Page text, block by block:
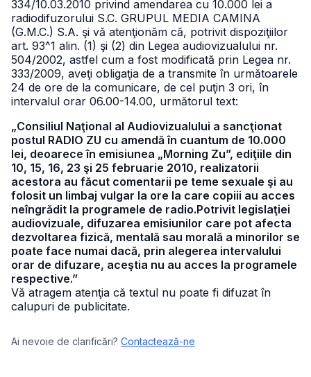
334/10.03.2010 privind amendarea cu 10.000 lei a
radiodifuzorului S.C. GRUPUL MEDIA CAMINA
(G.M.C.) S.A. şi vă atenţionăm că, potrivit dispoziţiilor
art. 93^1 alin. (1) şi (2) din Legea audiovizualului nr.
504/2002, astfel cum a fost modificată prin Legea nr.
333/2009, aveţi obligaţia de a transmite în următoarele
24 de ore de la comunicare, de cel puţin 3 ori, în
intervalul orar 06.00-14.00, următorul text:
„Consiliul Naţional al Audiovizualului a sancţionat
postul RADIO ZU cu amendă în cuantum de 10.000
lei, deoarece în emisiunea „Morning Zu”, ediţiile din
10, 15, 16, 23 şi 25 februarie 2010, realizatorii
acestora au făcut comentarii pe teme sexuale şi au
folosit un limbaj vulgar la ore la care copiii au acces
neîngrădit la programele de radio.Potrivit legislaţiei
audiovizuale, difuzarea emisiunilor care pot afecta
dezvoltarea fizică, mentală sau morală a minorilor se
poate face numai dacă, prin alegerea intervalului
orar de difuzare, aceştia nu au acces la programele
respective.”
Vă atragem atenţia că textul nu poate fi difuzat în
calupuri de publicitate.
Ai nevoie de clarificări? Contactează-ne